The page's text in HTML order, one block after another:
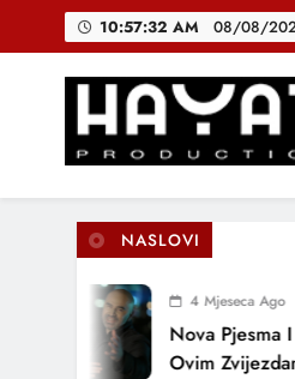
10:57:32 AM 08/08/
Hayat
Promocija domaće muzike
NASLOVI
4 Mjeseca Ago
Nova Pjesma I
Ovim